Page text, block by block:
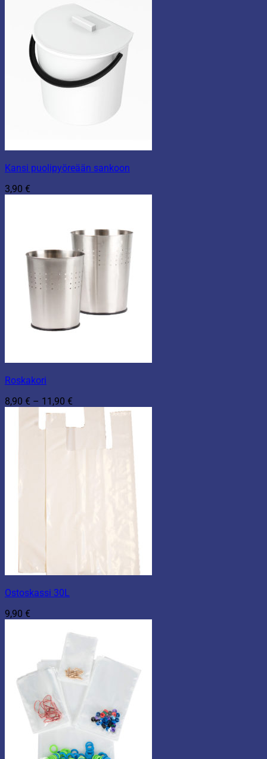
Kansi puolipyöreään sankoon
3,90 €
Roskakori
8,90 € – 11,90 €
Ostoskassi 30L
9,90 €